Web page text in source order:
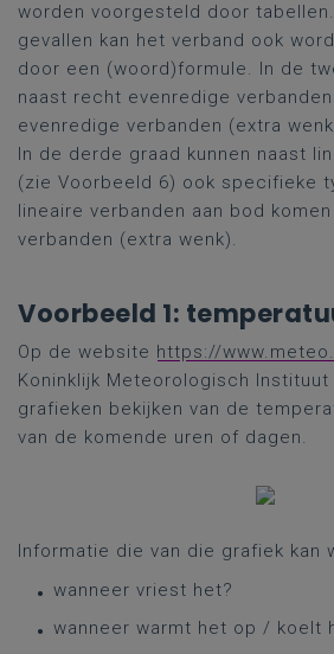
worden voorgesteld door
gevallen kan het verband ook
door een (woord)formule. In de
naast recht evenredige
evenredige verbanden (extra
In de derde graad kunnen naast
(zie Voorbeeld 6) ook specifieke
lineaire verbanden aan bod
verbanden (extra wenk).
Voorbeeld 1:
Op de website https://
Koninklijk Meteorologisch Instituut
grafieken bekijken van de
van de komende uren of dagen.
Informatie die van die grafiek kan
wanneer vriest het?
wanneer warmt het op / koelt